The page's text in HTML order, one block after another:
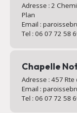
Adresse : 2
Plan
Email :
Tel : 06 07 72 58
Chapelle
Adresse : 457
Email :
Tel : 06 07 72 58